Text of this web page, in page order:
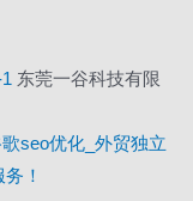
东莞一谷科技有限
seo优化_外贸独立
！